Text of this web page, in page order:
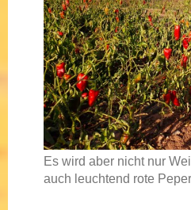
Es wird aber nicht nur
auch leuchtend rote